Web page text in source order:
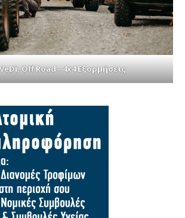
Off Road - 4x4 Εξορμήσεις